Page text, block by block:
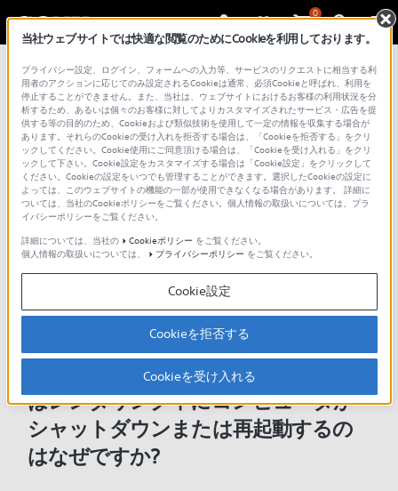
0
Catalyst Browse
Catalyst Prepare / Plugin
Catalyst Edit
ホーム
概要
ダウンロード・購入
使いかた
メタデータ機能対応表
Catalyst アプリケーションで編集また
はレンダリング中にコンピュータが
シャットダウンまたは再起動するの
はなぜですか?
当社ウェブサイトでは快適な閲覧のためにCookieを利用しております。
プライバシー設定、ログイン、フォームへの入力等、サービスのリクエストに相当する利
用者のアクションに応じてのみ設定されるCookieは通常、必須Cookieと呼ばれ、利用を
停止することができません。また、当社は、ウェブサイトにおけるお客様の利用状況を分
析するため、あるいは個々のお客様に対してよりカスタマイズされたサービス・広告を提
供する等の目的のため、Cookieおよび類似技術を使用して一定の情報を収集する場合が
あります。それらのCookieの受け入れを拒否する場合は、「Cookieを拒否する」をクリ
ックしてください。Cookie使用にご同意頂ける場合は、「Cookieを受け入れる」をクリ
ックして下さい。Cookie設定をカスタマイズする場合は「Cookie設定」をクリックして
ください。Cookieの設定をいつでも管理することができます。選択したCookieの設定に
よっては、このウェブサイトの機能の一部が使用できなくなる場合があります。 詳細に
ついては、当社のCookieポリシーをご覧ください。個人情報の取扱いについては、プラ
イバシーポリシーをご覧ください。
詳細については、当社の
Cookieポリシー をご覧ください。
個人情報の取扱いについては、
プライバシーポリシー をご覧ください。
Cookie設定
Cookieを拒否する
Cookieを受け入れる